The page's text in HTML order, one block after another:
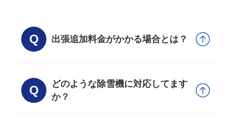
出張追加料金がかかる場合とは？
どのような除雪機に対応してます
か？